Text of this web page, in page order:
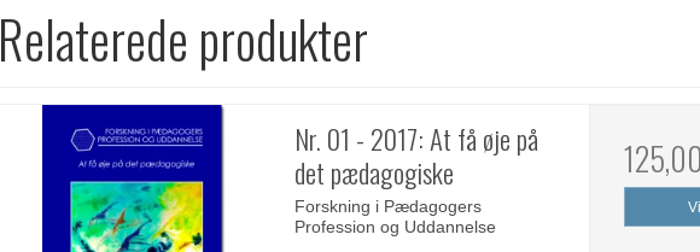
Relaterede produkter
Nr. 01 - 2017: At få øje på
det pædagogiske
Forskning i Pædagogers
Profession og Uddannelse